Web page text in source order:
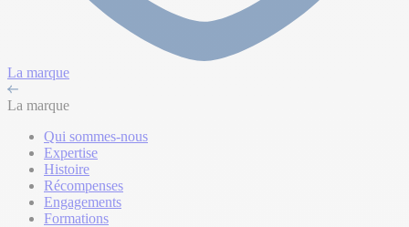
La marque
La marque
Qui sommes-nous
Expertise
Histoire
Récompenses
Engagements
Formations